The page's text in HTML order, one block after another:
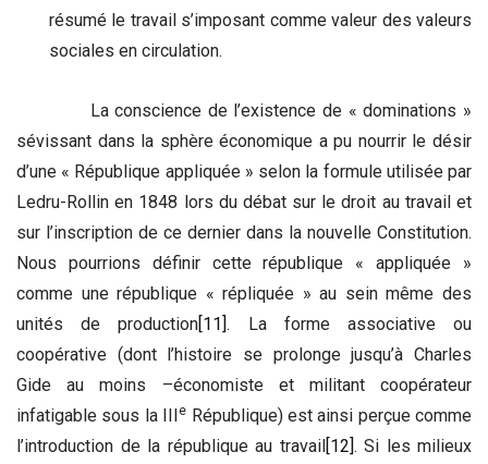
résumé le travail s’imposant comme valeur des valeurs
sociales en circulation.
La conscience de l’existence de « dominations »
sévissant dans la sphère économique a pu nourrir le désir
d’une « République appliquée » selon la formule utilisée par
Ledru-Rollin en 1848 lors du débat sur le droit au travail et
sur l’inscription de ce dernier dans la nouvelle Constitution.
Nous pourrions définir cette république « appliquée »
comme une république « répliquée » au sein même des
unités de production[11]. La forme associative ou
coopérative (dont l’histoire se prolonge jusqu’à Charles
Gide au moins –économiste et militant coopérateur
infatigable sous la IIIe République) est ainsi perçue comme
l’introduction de la république au travail[12]. Si les milieux